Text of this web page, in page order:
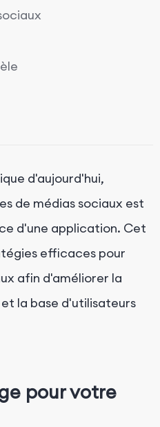
d'aujourd'hui,
de médias sociaux est
d'une application. Cet
efficaces pour
afin d'améliorer la
la base d'utilisateurs
pour votre